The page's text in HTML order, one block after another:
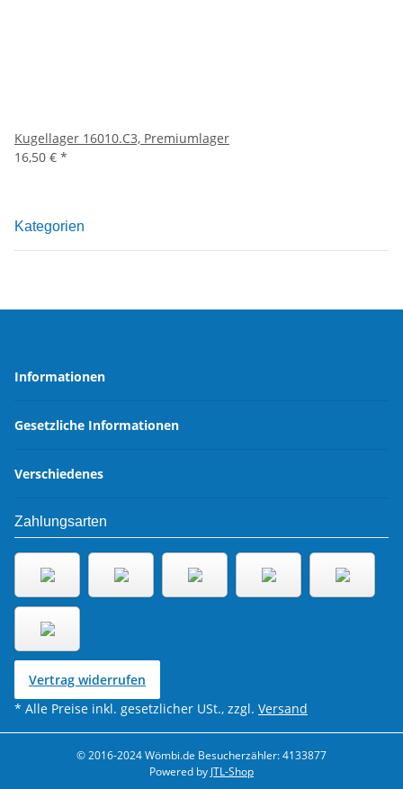
Kugellager 16010.C3, Premiumlager
16,50 € *
Kategorien
Informationen
Gesetzliche Informationen
Verschiedenes
Zahlungsarten
Vertrag widerrufen
* Alle Preise inkl. gesetzlicher USt., zzgl. Versand
© 2016-2024 Wömbi.de Besucherzähler: 4133877
Powered by JTL-Shop